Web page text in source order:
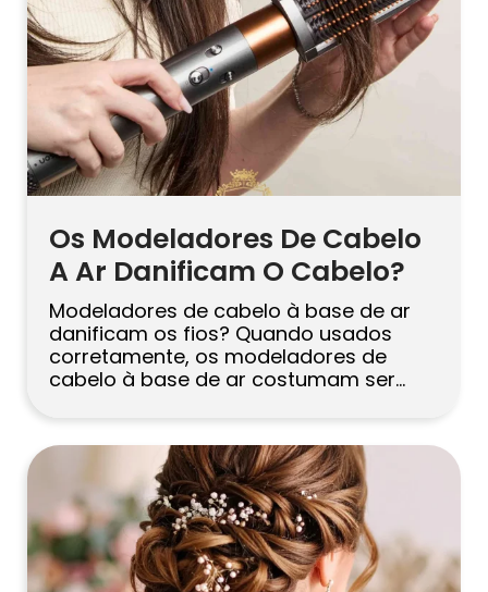
Os Modeladores De Cabelo
A Ar Danificam O Cabelo?
Modeladores de cabelo à base de ar
danificam os fios? Quando usados
corretamente, os modeladores de
cabelo à base de ar costumam ser
moldam os fios com fluxo de ar
controlado e menor contato direto
com o calor. Ainda assim, o cabelo
pode ressecar ou quebrar se você […]